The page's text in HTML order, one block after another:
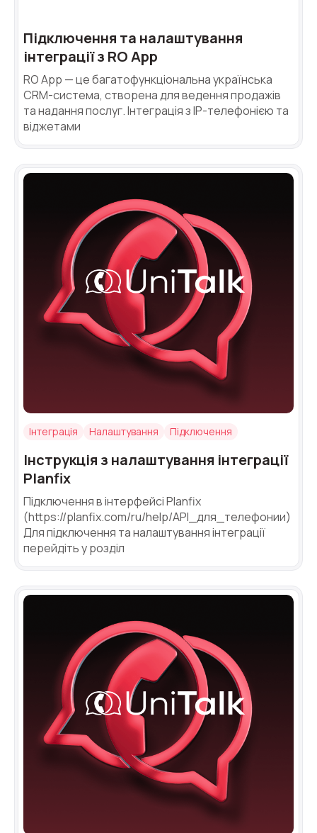
Підключення та налаштування
інтеграції з RO App
RO App — це багатофункціональна українська
CRM-система, створена для ведення продажів
та надання послуг. Інтеграція з IP-телефонією та
віджетами
Інтеграція Налаштування Підключення
Інструкція з налаштування інтеграції
Planfix
Підключення в інтерфейсі Planfix
(https://planfix.com/ru/help/API_для_телефонии)
Для підключення та налаштування інтеграції
перейдіть у розділ